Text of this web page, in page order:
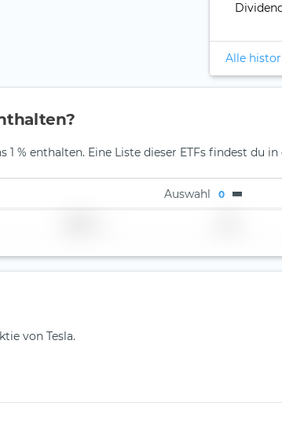
Alle
% enthalten. Eine Liste dieser ETFs findest du
Auswahl 0
von Tesla.